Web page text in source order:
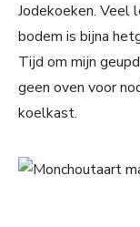
Jodekoeken. Veel
bodem is bijna
Tijd om mijn
geen oven voor
koelkast.